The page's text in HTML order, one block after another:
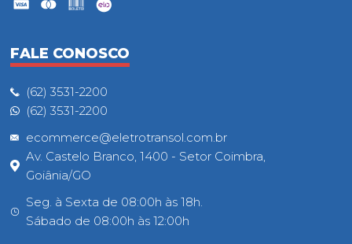
FALE CONOSCO
(62) 3531-2200
(62) 3531-2200
ecommerce@eletrotransol.com.br
Av. Castelo Branco, 1400 - Setor Coimbra,
Goiânia/GO
Seg. à Sexta de 08:00h às 18h.
Sábado de 08:00h às 12:00h